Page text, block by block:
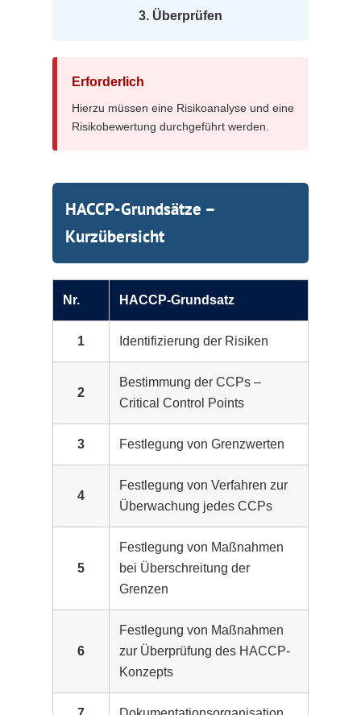
3. Überprüfen
Erforderlich
Hierzu müssen eine Risikoanalyse und eine
Risikobewertung durchgeführt werden.
HACCP-Grundsätze –
Kurzübersicht
Nr. HACCP-Grundsatz
1 Identifizierung der Risiken
2
Bestimmung der CCPs –
Critical Control Points
3 Festlegung von Grenzwerten
4
Festlegung von Verfahren zur
Überwachung jedes CCPs
5
Festlegung von Maßnahmen
bei Überschreitung der
Grenzen
6
Festlegung von Maßnahmen
zur Überprüfung des HACCP-
Konzepts